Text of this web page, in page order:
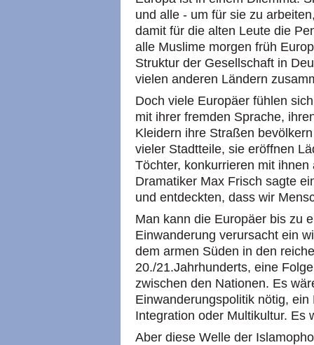
und alle - um für sie zu
damit für die alten Leute die
alle Muslime morgen früh
Struktur der Gesellschaft in
vielen anderen Ländern
Doch viele Europäer fühlen
mit ihrer fremden Sprache,
Kleidern ihre Straßen
vieler Stadtteile, sie eröffnen
Töchter, konkurrieren mit
Dramatiker Max Frisch sagte
und entdeckten, dass wir
Man kann die Europäer bis zu
Einwanderung verursacht ein
dem armen Süden in den
20./21.Jahrhunderts, eine
zwischen den Nationen. Es
Einwanderungspolitik nötig,
Integration oder Multikultur. Es
Aber diese Welle der